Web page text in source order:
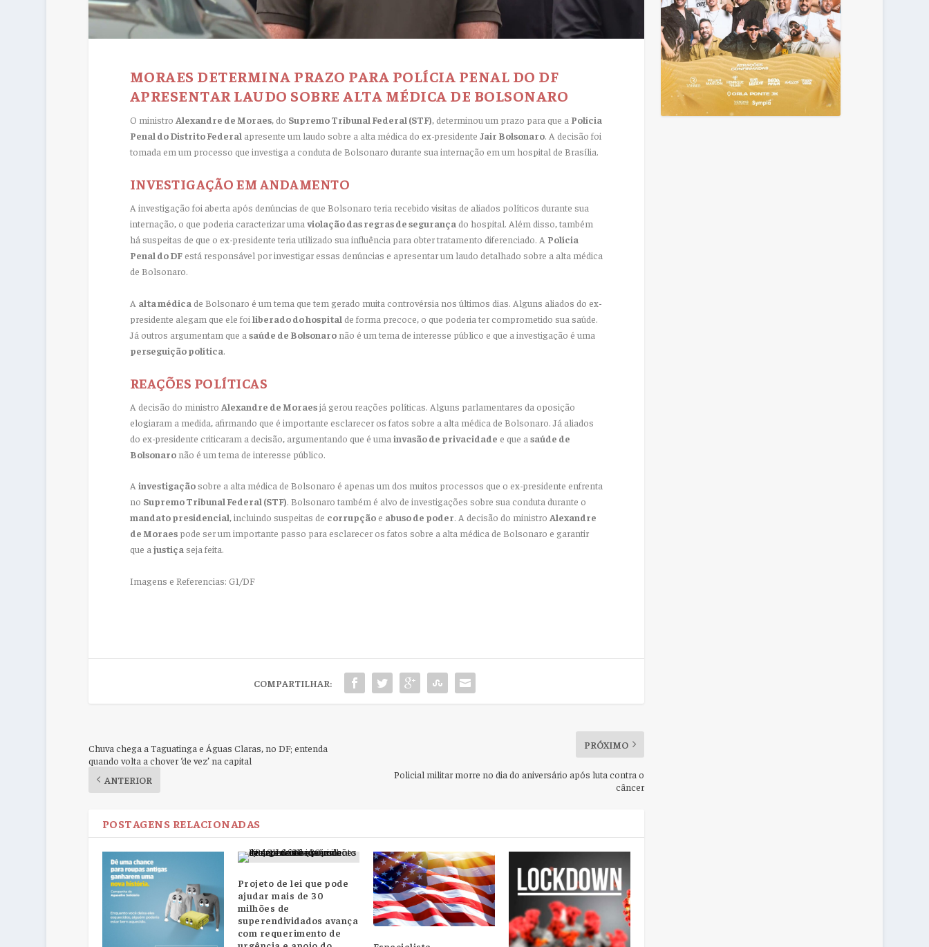
MORAES DETERMINA PRAZO PARA POLÍCIA PENAL DO DF
APRESENTAR LAUDO SOBRE ALTA MÉDICA DE BOLSONARO
O ministro Alexandre de Moraes, do Supremo Tribunal Federal (STF), determinou um prazo para que a Polícia
Penal do Distrito Federal apresente um laudo sobre a alta médica do ex-presidente Jair Bolsonaro. A decisão foi
tomada em um processo que investiga a conduta de Bolsonaro durante sua internação em um hospital de Brasília.
INVESTIGAÇÃO EM ANDAMENTO
A investigação foi aberta após denúncias de que Bolsonaro teria recebido visitas de aliados políticos durante sua
internação, o que poderia caracterizar uma violação das regras de segurança do hospital. Além disso, também
há suspeitas de que o ex-presidente teria utilizado sua influência para obter tratamento diferenciado. A Polícia
Penal do DFestá responsável por investigar essas denúncias e apresentar um laudo detalhado sobre a alta médica
de Bolsonaro.
A alta médica de Bolsonaro é um tema que tem gerado muita controvérsia nos últimos dias. Alguns aliados do ex-
presidente alegam que ele foi liberado do hospital de forma precoce, o que poderia ter comprometido sua saúde.
Já outros argumentam que a saúde de Bolsonaronão é um tema de interesse público e que a investigação é uma
perseguição política
REAÇÕES POLÍTICAS
A decisão do ministro Alexandre de Moraesjá gerou reações políticas. Alguns parlamentares da oposição
elogiaram a medida, afirmando que é importante esclarecer os fatos sobre a alta médica de Bolsonaro. Já aliados
do ex-presidente criticaram a decisão, argumentando que é uma invasão de privacidade e que a saúde de
Bolsonaronão é um tema de interesse público.
A investigaçãosobre a alta médica de Bolsonaro é apenas um dos muitos processos que o ex-presidente enfrenta
no Supremo Tribunal Federal (STF). Bolsonaro também é alvo de investigações sobre sua conduta durante o
mandato presidencial, incluindo suspeitas de corrupçãoe abuso de poder. A decisão do ministro Alexandre
de Moraespode ser um importante passo para esclarecer os fatos sobre a alta médica de Bolsonaro e garantir
que a justiça seja feita.
Imagens e Referencias: G1/DF
COMPARTILHAR:
Chuva chega a Taguatinga e Águas Claras, no DF; entenda
quando volta a chover ‘de vez’ na capital
ANTERIOR
PRÓXIMO
Policial militar morre no dia do aniversário após luta contra o
câncer
POSTAGENS RELACIONADAS
Projeto de lei que pode
ajudar mais de 30
milhões de
superendividados avança
com requerimento de